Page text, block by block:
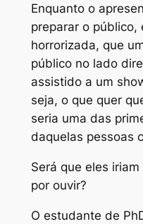
Enquanto o
preparar o público,
horrorizada, que
público no lado
assistido a um
seja, o que quer
seria uma das
daquelas pessoas
Será que eles
por ouvir?
O estudante de